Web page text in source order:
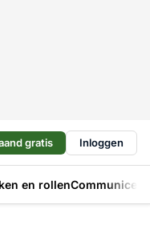
gratis Inloggen
en rollen